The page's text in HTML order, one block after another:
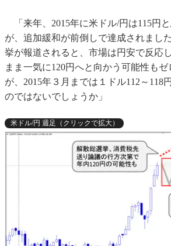
「来年、2015年に米ドル/円は115円
が、追加緩和が前倒しで達成されまし
挙が報道されると、市場は円安で反応
まま一気に120円へと向かう可能性も
が、2015年３月までは１ドル112～118
のではないでしょうか」
米ドル/円 週足（クリックで拡大）